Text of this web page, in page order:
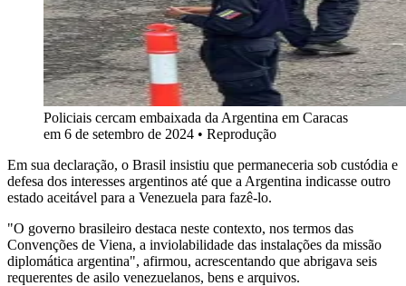
Policiais cercam embaixada da Argentina em Caracas
em 6 de setembro de 2024 • Reprodução
Em sua declaração, o Brasil insistiu que permaneceria sob custódia e
defesa dos interesses argentinos até que a Argentina indicasse outro
estado aceitável para a Venezuela para fazê-lo.
"O governo brasileiro destaca neste contexto, nos termos das
Convenções de Viena, a inviolabilidade das instalações da missão
diplomática argentina", afirmou, acrescentando que abrigava seis
requerentes de asilo venezuelanos, bens e arquivos.